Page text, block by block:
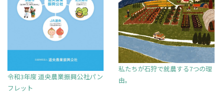
令和3年度 道央農業振興公社パン
フレット
私たちが石狩で就農する7つの理
由。